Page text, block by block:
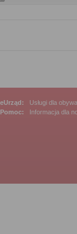
eUrząd: Usługi dla
Pomoc:
Informacja dla